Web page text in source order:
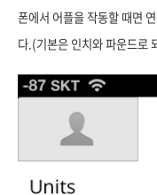
폰에서 어플을 작동할 때면
다.(기본은 인치와 파운드로